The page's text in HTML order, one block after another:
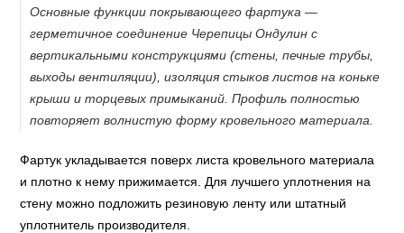
Основные функции покрывающего фартука —
герметичное соединение Черепицы Ондулин с
вертикальными конструкциями (стены, печные трубы,
выходы вентиляции), изоляция стыков листов на коньке
крыши и торцевых примыканий. Профиль полностью
повторяет волнистую форму кровельного материала.
Фартук укладывается поверх листа кровельного материала
и плотно к нему прижимается. Для лучшего уплотнения на
стену можно подложить резиновую ленту или штатный
уплотнитель производителя.